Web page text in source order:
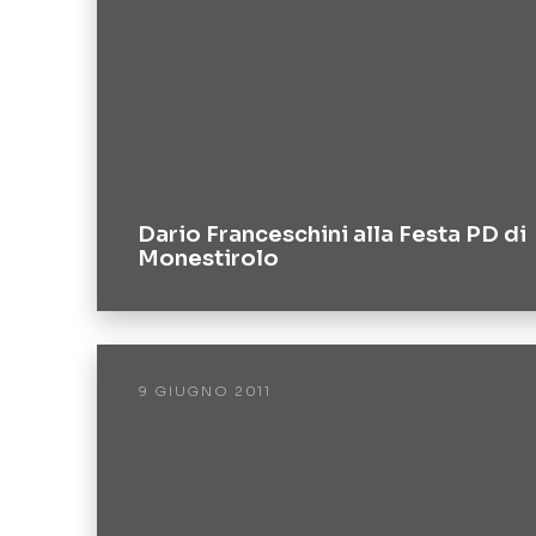
Dario Franceschini alla Festa PD di
Monestirolo
9 GIUGNO 2011